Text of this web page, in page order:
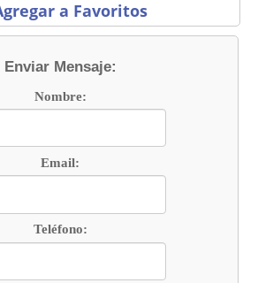
a Favoritos
Enviar Mensaje:
Nombre:
Email:
Teléfono: